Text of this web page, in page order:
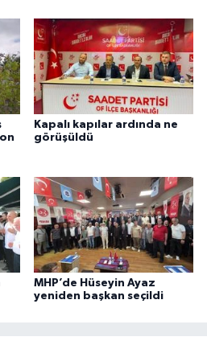
Kapalı kapılar ardında ne
görüşüldü
MHP’de Hüseyin Ayaz
yeniden başkan seçildi